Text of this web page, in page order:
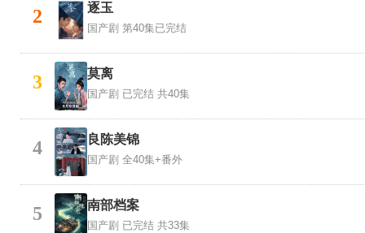
2 逐玉
国产剧 第40集已完结
3 莫离
国产剧 已完结 共40集
4 良陈美锦
国产剧 全40集+番外
5 南部档案
国产剧 已完结 共33集